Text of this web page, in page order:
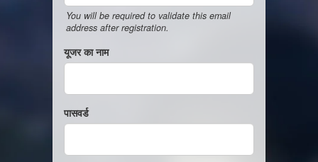
You will be required to validate this email
address after registration.
यूजर का नाम
पासवर्ड